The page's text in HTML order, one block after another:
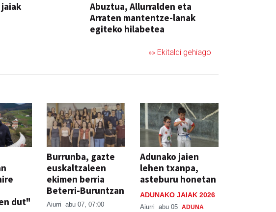
Abuztua, Allurralden eta
Arraten mantentze-lanak
egiteko hilabetea
»» Ekitaldi gehiago
dut"
Burrunba, gazte
euskaltzaleen
ekimen berria
Beterri-Buruntzan
Aiurri abu 07, 07:00
Adunako jaien
lehen txanpa,
asteburu honetan
ADUNAKO JAIAK 2026
Aiurri abu 05 ADUNA